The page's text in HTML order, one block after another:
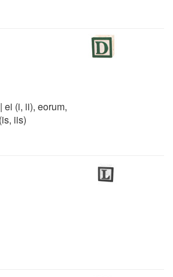
ei (i, ii), eorum,
iis)